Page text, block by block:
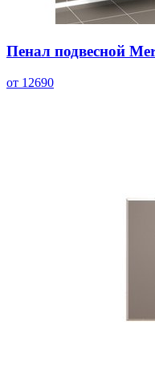
Пенал подвесной
от 12690